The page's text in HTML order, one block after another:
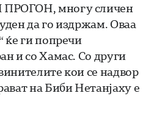
многу сличен
да го издржам. Оваа
ќе ги попречи
и со Хамас. Со други
кои се надвор
на Биби Нетанјаху е